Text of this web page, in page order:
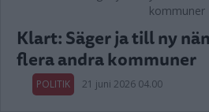
Klart: Säger ja till ny
flera andra kommuner
POLITIK 21 juni 2026 04.00